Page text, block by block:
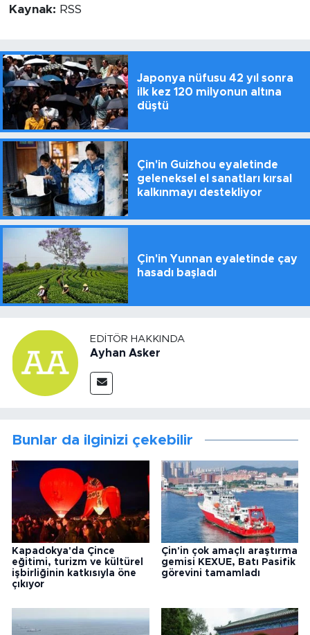
Kaynak: RSS
Japonya nüfusu 42 yıl sonra
ilk kez 120 milyonun altına
düştü
Çin'in Guizhou eyaletinde
geleneksel el sanatları kırsal
kalkınmayı destekliyor
Çin'in Yunnan eyaletinde çay
hasadı başladı
EDITÖR HAKKINDA
Ayhan Asker
Bunlar da ilginizi çekebilir
Kapadokya'da Çince
eğitimi, turizm ve kültürel
işbirliğinin katkısıyla öne
çıkıyor
Çin'in çok amaçlı araştırma
gemisi KEXUE, Batı Pasifik
görevini tamamladı